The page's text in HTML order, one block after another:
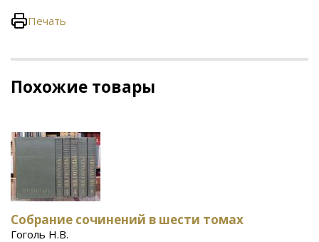
Печать
Похожие товары
Собрание сочинений в шести томах
Гоголь Н.В.